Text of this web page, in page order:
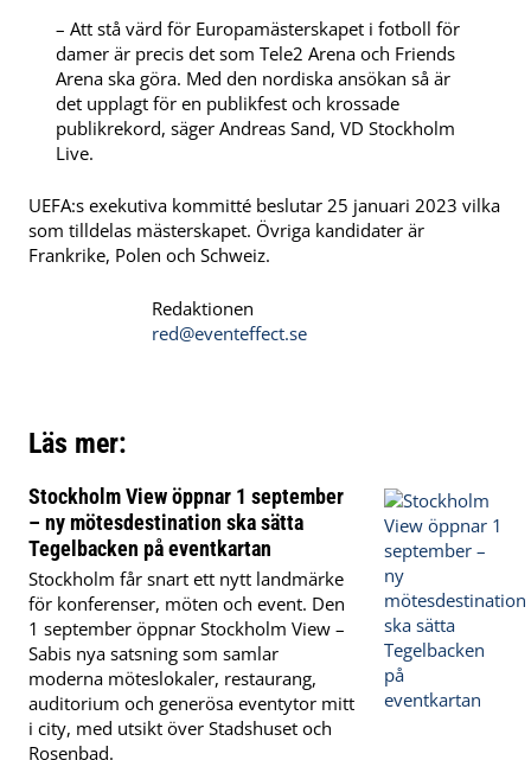
– Att stå värd för Europamästerskapet i fotboll för
damer är precis det som Tele2 Arena och Friends
Arena ska göra. Med den nordiska ansökan så är
det upplagt för en publikfest och krossade
publikrekord, säger Andreas Sand, VD Stockholm
Live.
UEFA:s exekutiva kommitté beslutar 25 januari 2023 vilka
som tilldelas mästerskapet. Övriga kandidater är
Frankrike, Polen och Schweiz.
Redaktionen
red@eventeffect.se
Läs mer:
Stockholm View öppnar 1 september
– ny mötesdestination ska sätta
Tegelbacken på eventkartan
Stockholm får snart ett nytt landmärke
för konferenser, möten och event. Den
1 september öppnar Stockholm View –
Sabis nya satsning som samlar
moderna möteslokaler, restaurang,
auditorium och generösa eventytor mitt
i city, med utsikt över Stadshuset och
Rosenbad.